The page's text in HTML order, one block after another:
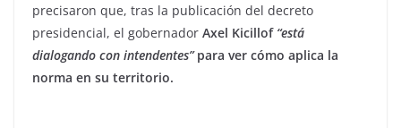
precisaron que, tras la publicación del decreto
presidencial, el gobernador Axel Kicillof “está
dialogando con intendentes”para ver cómo aplica la
norma en su territorio.